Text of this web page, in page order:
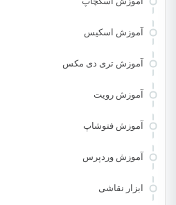
آموزش اسکیس
آموزش تری دی مکس
آموزش رویت
آموزش فتوشاپ
آموزش وردپرس
ابزار نقاشی